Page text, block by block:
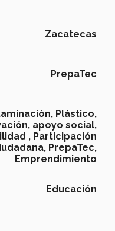
Zacatecas
PrepaTec
Plástico,
apoyo social,
, Participación
PrepaTec,
Emprendimiento
Educación